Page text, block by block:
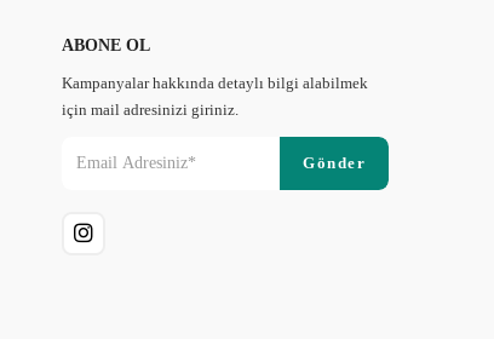
ABONE OL
Kampanyalar hakkında detaylı bilgi alabilmek
için mail adresinizi giriniz.